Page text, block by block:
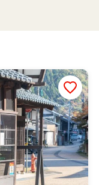
お問い合わせ